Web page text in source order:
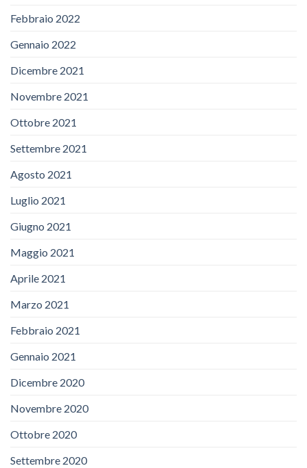
Febbraio 2022
Gennaio 2022
Dicembre 2021
Novembre 2021
Ottobre 2021
Settembre 2021
Agosto 2021
Luglio 2021
Giugno 2021
Maggio 2021
Aprile 2021
Marzo 2021
Febbraio 2021
Gennaio 2021
Dicembre 2020
Novembre 2020
Ottobre 2020
Settembre 2020